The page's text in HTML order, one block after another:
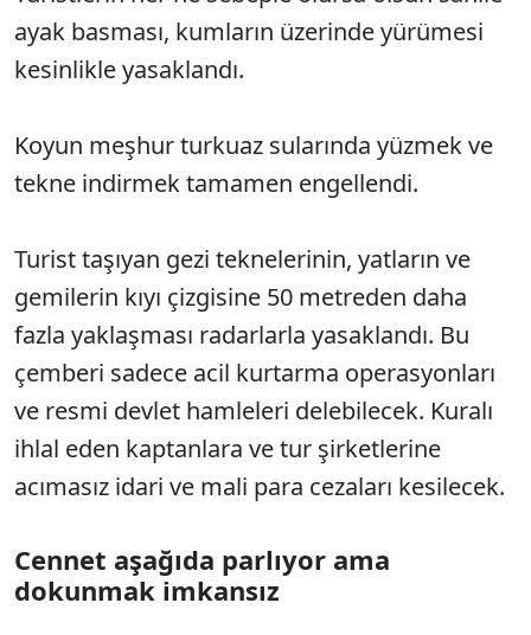
ayak basması, kumların üzerinde yürümesi
kesinlikle yasaklandı.
Koyun meşhur turkuaz sularında yüzmek ve
tekne indirmek tamamen engellendi.
Turist taşıyan gezi teknelerinin, yatların ve
gemilerin kıyı çizgisine 50 metreden daha
fazla yaklaşması radarlarla yasaklandı. Bu
çemberi sadece acil kurtarma operasyonları
ve resmi devlet hamleleri delebilecek. Kuralı
ihlal eden kaptanlara ve tur şirketlerine
acımasız idari ve mali para cezaları kesilecek.
Cennet aşağıda parlıyor ama
dokunmak imkansız